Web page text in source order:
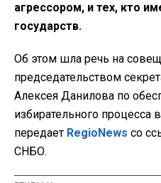
агрессором, и тех, кто
государств.
Об этом шла речь на
председательством
Алексея Данилова по
избирательного процесса
передает RegioNews со
СНБО.